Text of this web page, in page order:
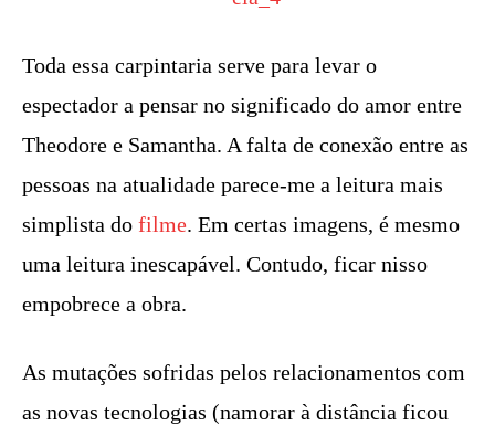
Toda essa carpintaria serve para levar o
espectador a pensar no significado do amor entre
Theodore e Samantha. A falta de conexão entre as
pessoas na atualidade parece-me a leitura mais
simplista do filme. Em certas imagens, é mesmo
uma leitura inescapável. Contudo, ficar nisso
empobrece a obra.
As mutações sofridas pelos relacionamentos com
as novas tecnologias (namorar à distância ficou